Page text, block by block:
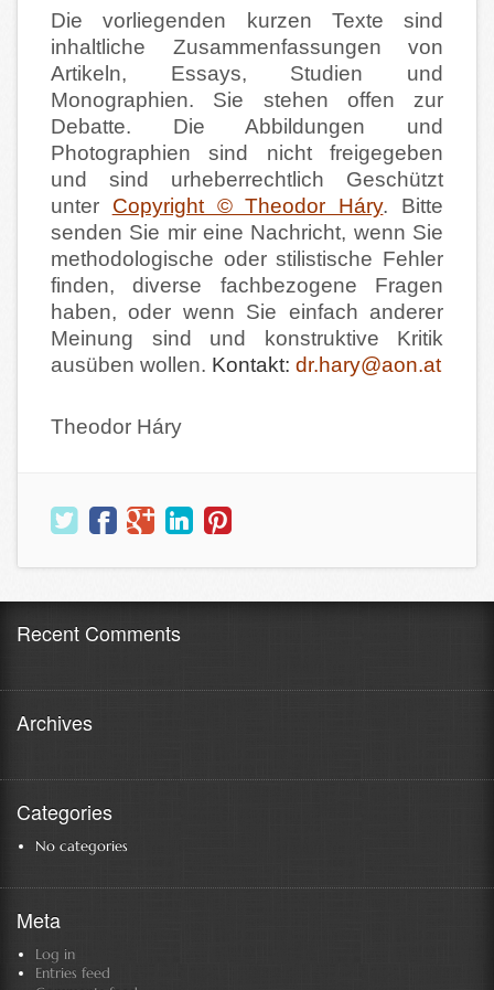
Die vorliegenden kurzen Texte sind
inhaltliche Zusammenfassungen von
Artikeln, Essays, Studien und
Monographien. Sie stehen offen zur
Debatte. Die Abbildungen und
Photographien sind nicht freigegeben
und sind urheberrechtlich Geschützt
unter Copyright © Theodor Háry. Bitte
senden Sie mir eine Nachricht, wenn Sie
methodologische oder stilistische Fehler
finden, diverse fachbezogene Fragen
haben, oder wenn Sie einfach anderer
Meinung sind und konstruktive Kritik
ausüben wollen. Kontakt: dr.hary@aon.at
Theodor Háry
Recent Comments
Archives
Categories
No categories
Meta
Log in
Entries feed